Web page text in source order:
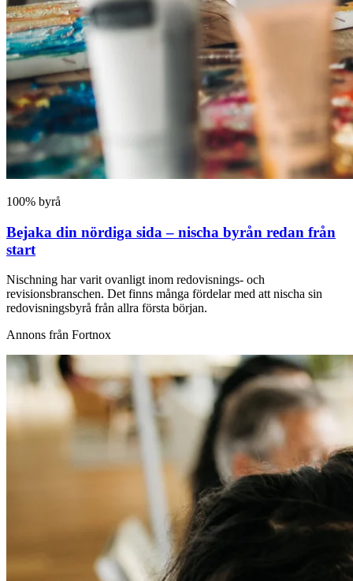
100% byrå
Bejaka din nördiga sida – nischa byrån redan från
start
Nischning har varit ovanligt inom redovisnings- och
revisionsbranschen. Det finns många fördelar med att nischa sin
redovisningsbyrå från allra första början.
Annons från Fortnox